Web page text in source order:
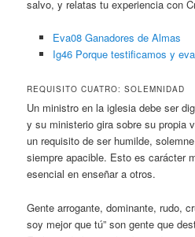
salvo, y relatas tu experiencia con
Eva08 Ganadores de Almas
Ig46 Porque testificamos y
REQUISITO CUATRO: SOLEMNIDAD
Un ministro en la iglesia debe ser
y su ministerio gira sobre su propia
un requisito de ser humilde,
siempre apacible. Esto es carácter
esencial en enseñar a otros.
Gente arrogante, dominante, rudo,
soy mejor que tú” son gente que